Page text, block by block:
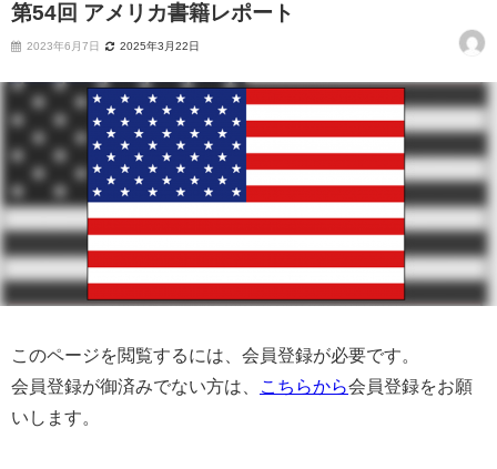
第54回 アメリカ書籍レポート
2023年6月7日 2025年3月22日
このページを閲覧するには、会員登録が必要です。
会員登録が御済みでない方は、
こちらから会員登録をお願
いします。